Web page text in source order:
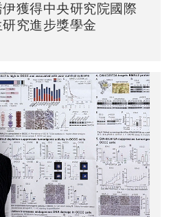
獲得中央研究院國際
究進步獎學金